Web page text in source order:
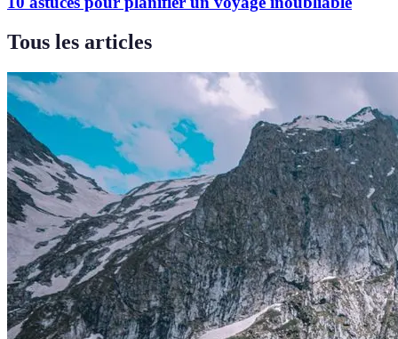
Tous les articles